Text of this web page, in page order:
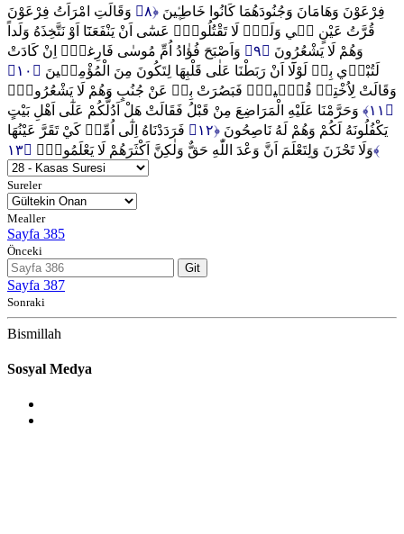
فِرْعَوْنَ وَهَامَانَ وَجُنُودَهُمَا كَانُوا خَاطِـ۪ٔينَ ﴿٨﴾
وَقَالَتِ امْرَاَتُ فِرْعَوْنَ
قُرَّتُ عَيْنٍ ل۪ي وَلَكَۜ لَا تَقْتُلُوهُۗ عَسٰٓى اَنْ يَنْفَعَنَٓا اَوْ نَتَّخِذَهُ وَلَداً
وَهُمْ لَا يَشْعُرُونَ ﴿٩﴾
وَاَصْبَحَ فُؤٰادُ اُمِّ مُوسٰى فَارِغاًۜ اِنْ كَادَتْ
لَتُبْد۪ي بِه۪ لَوْلَٓا اَنْ رَبَطْنَا عَلٰى قَلْبِهَا لِتَكُونَ مِنَ الْمُؤْمِن۪ينَ ﴿١٠﴾
وَقَالَتْ لِاُخْتِه۪ قُصّ۪يهِۘ فَبَصُرَتْ بِه۪ عَنْ جُنُبٍ وَهُمْ لَا يَشْعُرُونَۙ
﴿١١﴾
وَحَرَّمْنَا عَلَيْهِ الْمَرَاضِعَ مِنْ قَبْلُ فَقَالَتْ هَلْ اَدُلُّكُمْ عَلٰٓى اَهْلِ بَيْتٍ
يَكْفُلُونَهُ لَكُمْ وَهُمْ لَهُ نَاصِحُونَ ﴿١٢﴾
فَرَدَدْنَاهُ اِلٰٓى اُمِّه۪ كَيْ تَقَرَّ عَيْنُهَا
وَلَا تَحْزَنَ وَلِتَعْلَمَ اَنَّ وَعْدَ اللّٰهِ حَقٌّ وَلٰكِنَّ اَكْثَرَهُمْ لَا يَعْلَمُونَ۟﴿١٣﴾
Sureler
Mealler
Sayfa 385
Önceki
Git
Sayfa 387
Sonraki
Bismillah
Sosyal Medya